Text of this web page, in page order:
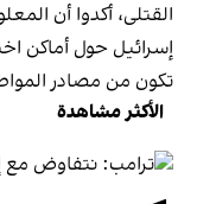
القتلى، أكدوا أن
إسرائيل حول أماكن
تكون من مصادر
الأكثر مشاهدة